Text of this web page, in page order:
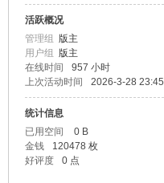
活跃概况
管理组 版主
用户组 版主
在线时间
957 小时
上次活动时间
2026-3-28 23:45
统计信息
已用空间
0 B
金钱
120478 枚
好评度
0 点